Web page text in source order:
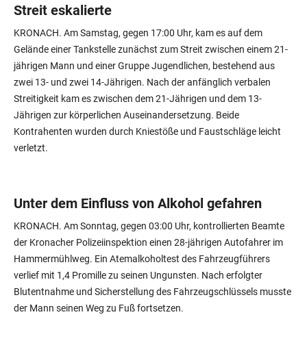
Streit eskalierte
KRONACH. Am Samstag, gegen 17:00 Uhr, kam es auf dem
Gelände einer Tankstelle zunächst zum Streit zwischen einem 21-
jährigen Mann und einer Gruppe Jugendlichen, bestehend aus
zwei 13- und zwei 14-Jährigen. Nach der anfänglich verbalen
Streitigkeit kam es zwischen dem 21-Jährigen und dem 13-
Jährigen zur körperlichen Auseinandersetzung. Beide
Kontrahenten wurden durch Kniestöße und Faustschläge leicht
verletzt.
Unter dem Einfluss von Alkohol gefahren
KRONACH. Am Sonntag, gegen 03:00 Uhr, kontrollierten Beamte
der Kronacher Polizeiinspektion einen 28-jährigen Autofahrer im
Hammermühlweg. Ein Atemalkoholtest des Fahrzeugführers
verlief mit 1,4 Promille zu seinen Ungunsten. Nach erfolgter
Blutentnahme und Sicherstellung des Fahrzeugschlüssels musste
der Mann seinen Weg zu Fuß fortsetzen.